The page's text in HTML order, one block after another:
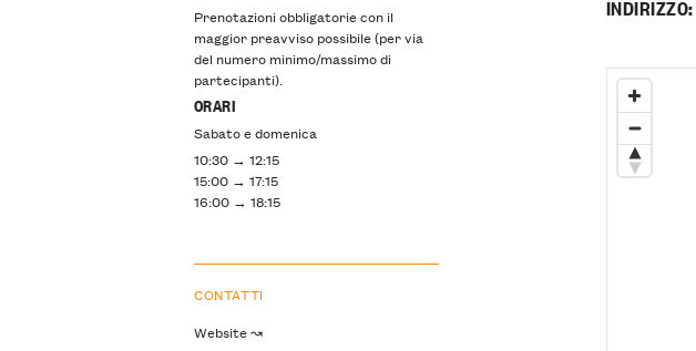
Prenotazioni obbligatorie con il
maggior preavviso possibile (per via
del numero minimo/massimo di
partecipanti).
ORARI
Sabato e domenica
10:30 → 12:15
15:00 → 17:15
16:00 → 18:15
CONTATTI
Website ↝
INDIRIZZO: